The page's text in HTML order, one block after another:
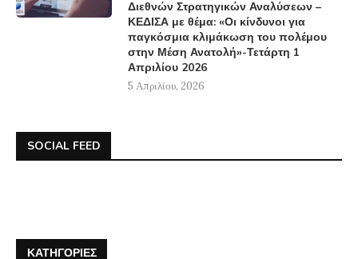
Διεθνών Στρατηγικών Αναλύσεων –
ΚΕΔΙΣΑ με θέμα: «Οι κίνδυνοι για
παγκόσμια κλιμάκωση του πολέμου
στην Μέση Ανατολή»-Τετάρτη 1
Απριλίου 2026
5 Απριλίου, 2026
SOCIAL FEED
ΚΑΤΗΓΟΡΊΕΣ